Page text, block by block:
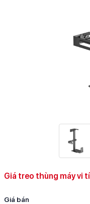
Osmo Pocket 4
Giá treo thùng máy vi
Giá bán